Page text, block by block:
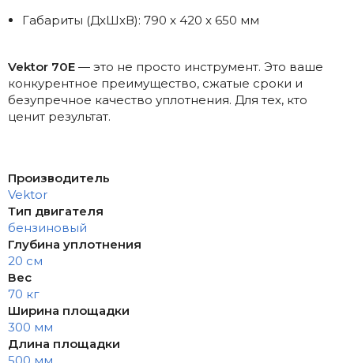
Габариты (ДxШxВ): 790 x 420 x 650 мм
Vektor 70E — это не просто инструмент. Это ваше
конкурентное преимущество, сжатые сроки и
безупречное качество уплотнения. Для тех, кто
ценит результат.
Производитель
Vektor
Тип двигателя
бензиновый
Глубина уплотнения
20 см
Вес
70 кг
Ширина площадки
300 мм
Длина площадки